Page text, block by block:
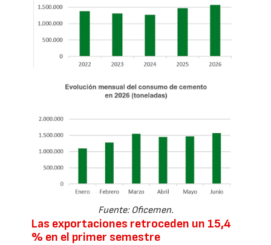
Fuente: Oficemen.
Las exportaciones retroceden un 15,4
% en el primer semestre